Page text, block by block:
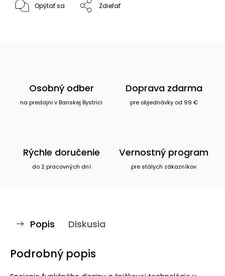
Opýtať sa Zdieľať
Osobný odber
na predajni v Banskej Bystrici
Doprava zdarma
pre objednávky od 99 €
Rýchle doručenie
do 2 pracovných dní
Vernostný program
pre stálych zákazníkov
Popis Diskusia
Podrobný popis